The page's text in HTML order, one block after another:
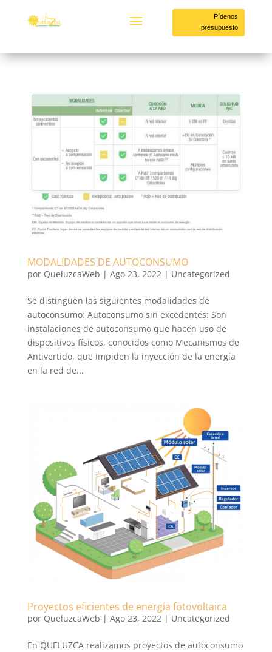
Pídenos
presupuesto
MODALIDADES DE AUTOCONSUMO
por QueluzcaWeb | Ago 23, 2022| Uncategorized
Se distinguen las siguientes modalidades de
autoconsumo: Autoconsumo sin excedentes: Son
instalaciones de autoconsumo que hacen uso de
dispositivos físicos, conocidos como Mecanismos de
Antivertido, que impiden la inyección de la energía
en la red de...
Proyectos eficientes de energía fotovoltaica
por QueluzcaWeb | Ago 23, 2022 | Uncategorized
En QUELUZCA realizamos proyectos de autoconsumo